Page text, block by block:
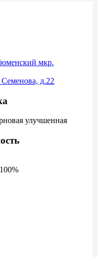
мкр.
д.22
улучшенная
100%